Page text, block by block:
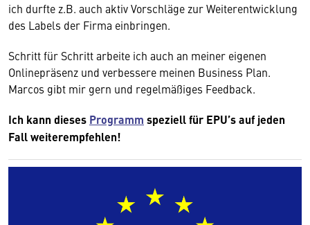
ich durfte z.B. auch aktiv Vorschläge zur Weiterentwicklung
des Labels der Firma einbringen.
Schritt für Schritt arbeite ich auch an meiner eigenen
Onlinepräsenz und verbessere meinen Business Plan.
Marcos gibt mir gern und regelmäßiges Feedback.
Ich kann dieses Programm speziell für EPU’s auf jeden
Fall weiterempfehlen!